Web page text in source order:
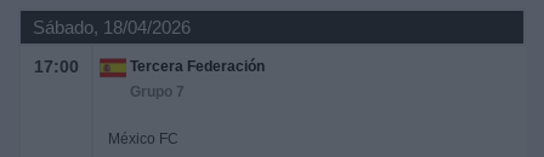
Sábado, 18/04/2026
17:00
Tercera Federación
Grupo 7
México FC